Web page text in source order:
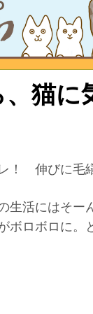
猫に
伸びに毛
生活にはそー
ボロボロに